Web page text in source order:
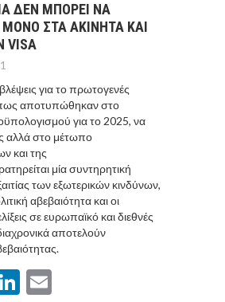
ΔΕΝ ΜΠΟΡΕΙ ΝΑ
ΜΟΝΟ ΣΤΑ ΑΚΙΝΗΤΑ ΚΑΙ
VISA
για το πρωτογενές
αποτυπώθηκαν στο
για το 2025, να
αλλά στο μέτωπο
και της
μία συντηρητική
των εξωτερικών κινδύνων,
αβεβαιότητα και οι
σε ευρωπαϊκό και διεθνές
αποτελούν
LinkedIn